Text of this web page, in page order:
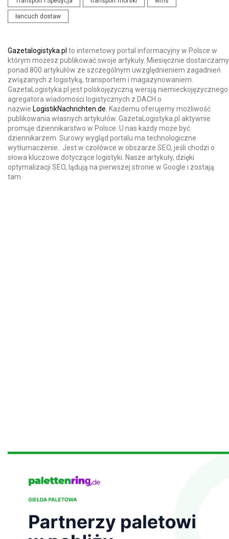
łancuch dostaw
Gazetalogistyka.pl to internetowy portal informacyjny w Polsce w
którym możesz publikować swoje artykuły. Miesięcznie dostarczamy
ponad 800 artykułów ze szczególnym uwzględnieniem zagadnień
związanych z logistyką, transportem i magazynowaniem.
GazetaLogistyka.pl jest polskojęzyczną wersją niemieckojęzycznego
agregatora wiadomości logistycznych z DACH o
nazwie LogistikNachrichten.de. Każdemu oferujemy możliwość
publikowania własnych artykułów. GazetaLogistyka.pl aktywnie
promuje dziennikarstwo w Polsce. U nas każdy może być
dziennikarzem. Surowy wygląd portalu ma technologiczne
wytłumaczenie. Jest w czołówce w obszarze SEO, jeśli chodzi o
słowa kluczowe dotyczące logistyki. Nasze artykuły, dzięki
optymalizacji SEO, lądują na pierwszej stronie w Google i zostają
tam.